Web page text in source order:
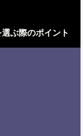
ぶ際のポイント